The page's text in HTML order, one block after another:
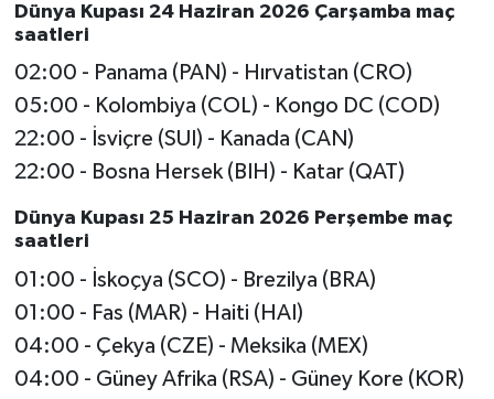
Dünya Kupası 24 Haziran 2026 Çarşamba maç
saatleri
02:00 - Panama (PAN) - Hırvatistan (CRO)
05:00 - Kolombiya (COL) - Kongo DC (COD)
22:00 - İsviçre (SUI) - Kanada (CAN)
22:00 - Bosna Hersek (BIH) - Katar (QAT)
Dünya Kupası 25 Haziran 2026 Perşembe maç
saatleri
01:00 - İskoçya (SCO) - Brezilya (BRA)
01:00 - Fas (MAR) - Haiti (HAI)
04:00 - Çekya (CZE) - Meksika (MEX)
04:00 - Güney Afrika (RSA) - Güney Kore (KOR)